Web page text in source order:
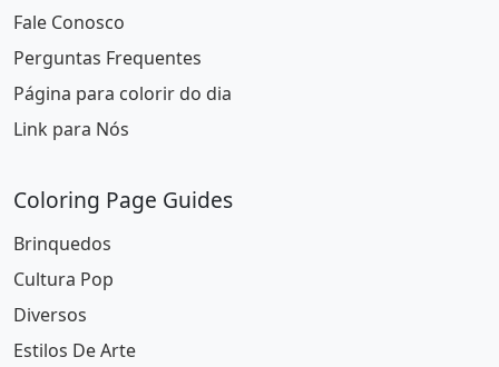
Fale Conosco
Perguntas Frequentes
Página para colorir do dia
Link para Nós
Coloring Page Guides
Brinquedos
Cultura Pop
Diversos
Estilos De Arte